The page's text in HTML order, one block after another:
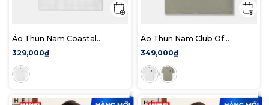
Áo Thun Nam Coastal
Championship Form Regular
329,000₫
Áo Thun Nam Club Of
Freedom Form Regular
349,000₫